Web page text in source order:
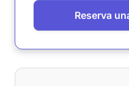
Reserva